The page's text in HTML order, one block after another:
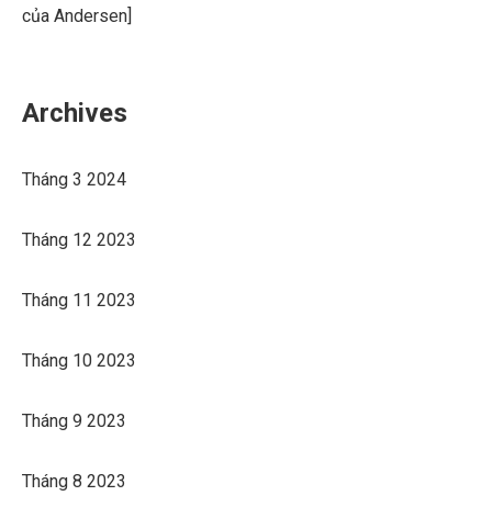
của Andersen]
Archives
Tháng 3 2024
Tháng 12 2023
Tháng 11 2023
Tháng 10 2023
Tháng 9 2023
Tháng 8 2023